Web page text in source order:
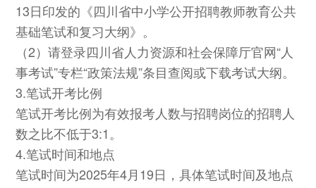
13日印发的《四川省中小学公开招聘教师教育公共
基础笔试和复习大纲》。
（2）请登录四川省人力资源和社会保障厅官网“人
事考试”专栏“政策法规”条目查阅或下载考试大纲。
3.笔试开考比例
笔试开考比例为有效报考人数与招聘岗位的招聘人
数之比不低于3:1。
4.笔试时间和地点
笔试时间为2025年4月19日，具体笔试时间及地点